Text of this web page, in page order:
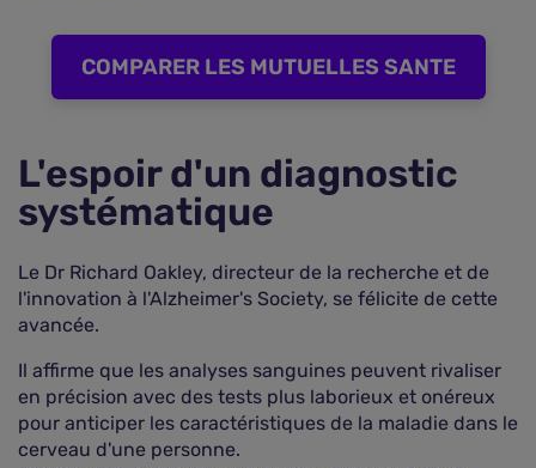
COMPARER LES MUTUELLES SANTE
L'espoir d'un diagnostic
systématique
Le Dr Richard Oakley, directeur de la recherche et de
l'innovation à l'Alzheimer's Society, se félicite de cette
avancée.
Il affirme que les analyses sanguines peuvent rivaliser
en précision avec des tests plus laborieux et onéreux
pour anticiper les caractéristiques de la maladie dans le
cerveau d'une personne.